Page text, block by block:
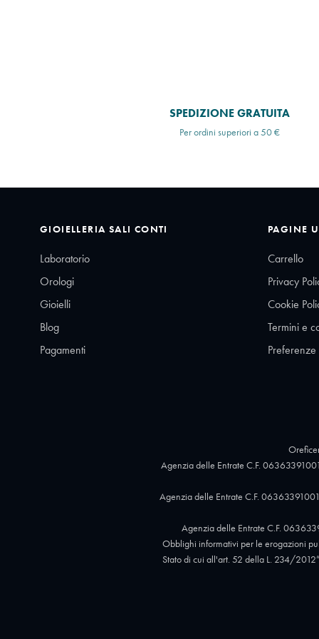
SPEDIZIONE GRATUITA
Per ordini superiori a 50 €
GIOIELLERIA SALI CONTI
Laboratorio
Orologi
Gioielli
Blog
Pagamenti
PAGINE
Carrello
Privacy
Cookie
Termini e
Agenzia delle Entrate C.F.
Agenzia delle Entrate C.F.
Agenzia delle Entrate C.F.
Obblighi informativi per le erogazioni
Stato di cui all'art. 52 della L. 234/